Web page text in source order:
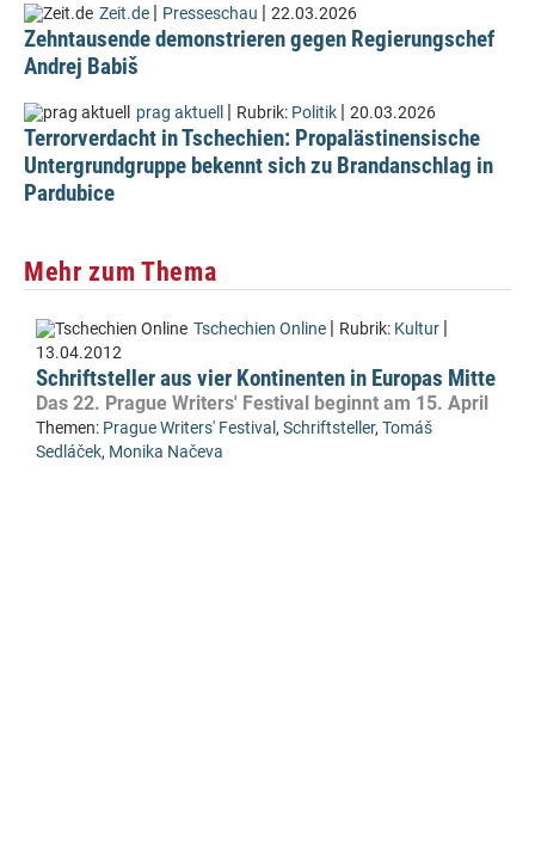
Zeit.de | Presseschau | 22.03.2026
Zehntausende demonstrieren gegen Regierungschef
Andrej Babiš
prag aktuell | Rubrik: Politik | 20.03.2026
Terrorverdacht in Tschechien: Propalästinensische
Untergrundgruppe bekennt sich zu Brandanschlag in
Pardubice
Mehr zum Thema
Tschechien Online | Rubrik: Kultur |
13.04.2012
Schriftsteller aus vier Kontinenten in Europas Mitte
Das 22. Prague Writers' Festival beginnt am 15. April
Themen: Prague Writers' Festival , Schriftsteller, Tomáš
Sedláček, Monika Načeva